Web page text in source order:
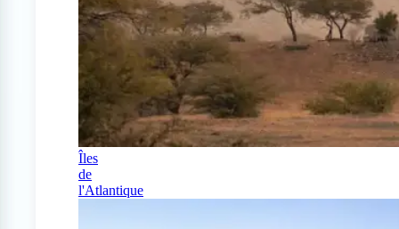
Îles
de
l'Atlantique